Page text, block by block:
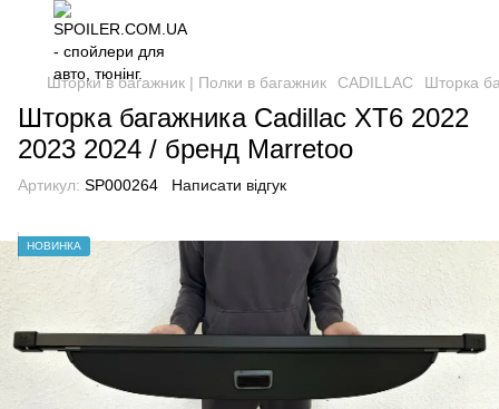
Шторки в багажник | Полки в багажник CADILLAC Шторка
Шторка багажника Cadillac XT6 2022
2023 2024 / бренд Marretoo
Артикул: SP000264 Написати відгук
НОВИНКА